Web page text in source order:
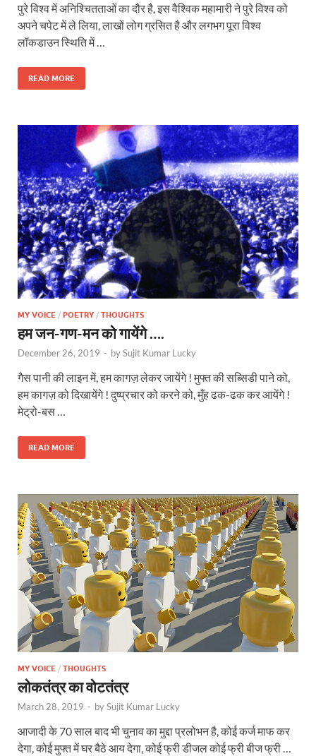
पुरे विश्व में अनिश्चितताओं का दौर है, इस वैश्विक महामारी ने पुरे विश्व को
अपने चपेट में ले लिया, लाखों लोग ग्रसित है और लगभग पूरा विश्व
लॉकडाउन स्थिति में …
READ MORE
MY VOICE / POETRY / THOUGHTS
हम जन-गण-मन को गायेंगे ….
December 26, 2019 - bySujit Kumar Lucky
गैस पानी की लाइन में, हम कागज़ लेकर जायेंगे ! मुफ्त की सब्सिडी पाने को,
हम कागज़ को दिखायेंगे ! दुष्प्रचार को करने को, मुँह ढक-ढक कर आयेंगे !
मेट्रो-बस …
READ MORE
MY VOICE / THOUGHTS
लोकतंत्र का वोटतंत्र
March 28, 2019 - bySujit Kumar Lucky
आजादी के 70 साल बाद भी चुनाव का मुद्दा प्रलोभन है, कोई कर्ज माफ कर
देगा, कोई मुफ्त में घर बैठे आय देगा, कोई फ्री डीजल कोई फ्री बीज फ्री …